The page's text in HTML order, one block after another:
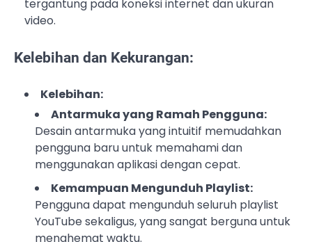
tergantung pada koneksi internet dan ukuran
video.
Kelebihan dan Kekurangan:
Kelebihan:
Antarmuka yang Ramah Pengguna:
Desain antarmuka yang intuitif memudahkan
pengguna baru untuk memahami dan
menggunakan aplikasi dengan cepat.
Kemampuan Mengunduh Playlist:
Pengguna dapat mengunduh seluruh playlist
YouTube sekaligus, yang sangat berguna untuk
menghemat waktu.